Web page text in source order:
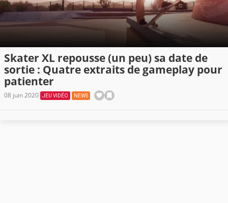
Skater XL repousse (un peu) sa date de
sortie : Quatre extraits de gameplay pour
patienter
08 juin 2020 JEU VIDÉO NEWS